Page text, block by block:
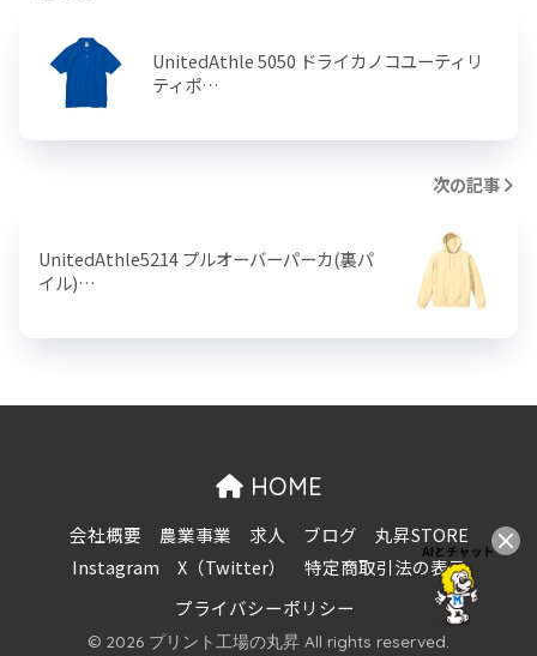
UnitedAthle 5050 ドライカノコユーティリ
ティポ…
次の記事
UnitedAthle5214 プルオーバーパーカ(裏パ
イル)…
HOME
会社概要 農業事業 求人 ブログ
丸昇STORE
Instagram
X（Twitter）
特定商取引法の表示
プライバシーポリシー
© 2026 プリント工場の丸昇 All rights reserved.